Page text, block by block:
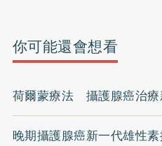
你可能還會想看
荷爾蒙療法 攝護腺癌治療
晚期攝護腺癌新一代雄性